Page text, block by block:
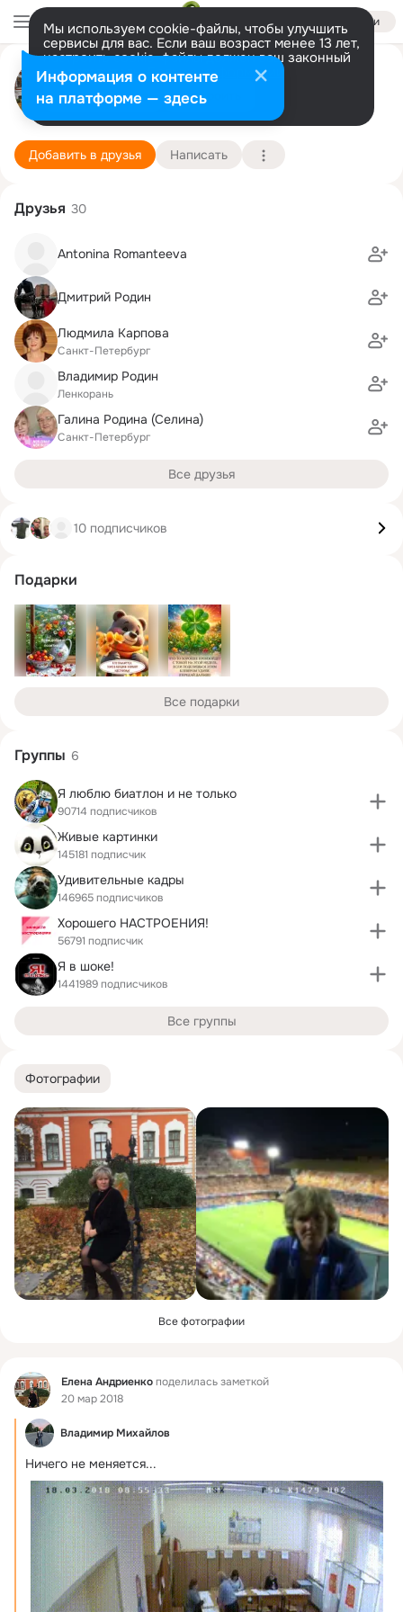
Войти
Мы используем cookie-файлы, чтобы улучшить
сервисы для вас. Если ваш возраст менее 13 лет,
настроить cookie-файлы должен ваш законный
представитель. Больше информации
Разрешить все Настроить
Елена Андриенко
Санкт-Петербург
257 школа
Подробнее
Добавить в друзья Написать
Фотографии
Все фотографии
Фид Елена Андриенкоподелилась заметкой
20 мар 2018
Владимир Михайлов
Ничего не меняется...
Друзья 30
Antonina Romanteeva
Дмитрий Родин
Людмила Карпова
Санкт-Петербург
Владимир Родин
Ленкорань
Галина Родина (Селина)
Санкт-Петербург
Все друзья
10 подписчиков
Подарки
Все подарки
Группы 6
Я люблю биатлон и не только
90714 подписчиков
Живые картинки
145181 подписчик
Удивительные кадры
146965 подписчиков
Хорошего НАСТРОЕНИЯ!
56791 подписчик
Я в шоке!
1441989 подписчиков
Все группы
Информация о контенте
на платформе — здесь